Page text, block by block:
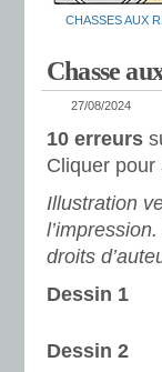
CHASSES AUX
Chasse
27/08/2024
10 erreurs
Cliquer pour
Illustration
droits
Dessin 1
Dessin 2